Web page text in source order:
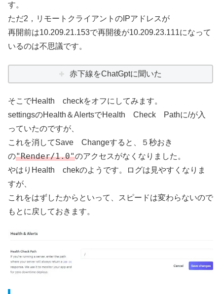
す。
ただ2，リモートクライアントのIPアドレスが
再開前は10.209.21.153で再開後が10.209.23.111になって
いるのは不思議です。
赤下線をChatGptに聞いた
そこでHealth checkをオフにしてみます。
settingsのHealth＆AlertsでHealth Check Pathに/が入
っていたのですが、
これを消してSave Changeすると、５秒おき
の"Render/1.0"のアクセスがなくなりました。
やはりHealth chekのようです。ログは見やすくなりま
すが、
これをはずしたからといって、スピードは変わらないので
もとに戻しておきます。